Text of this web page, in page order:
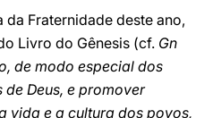
Fraternidade deste ano,
Livro do Gênesis (cf. Gn
de modo especial dos
Deus, e promover
vida e a cultura dos povos,